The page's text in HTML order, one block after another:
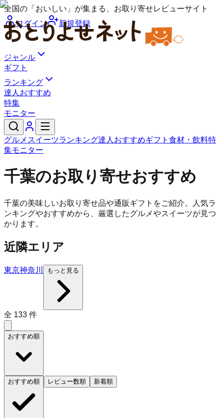
全国の「おいしい」が集まる、お取り寄せレビューサイト
ログイン
新規登録
ジャンル
ギフト
ランキング
達人おすすめ
特集
モニター
グルメ スイーツランキング達人おすすめギフト 食材・飲料特
集モニター
千葉のお取り寄せおすすめ
千葉の美味しいお取り寄せ品や通販ギフトをご紹介。人気ラ
ンキングやおすすめから、厳選したグルメやスイーツが見つ
かります。
近隣エリア
東京神奈川 もっと見る
全 133 件
おすすめ順
おすすめ順 レビュー数順 新着順